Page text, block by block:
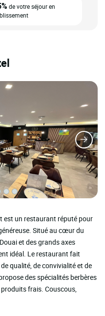
de votre séjour en
est un restaurant réputé pour
Situé au cœur du
et des grands axes
idéal. Le restaurant fait
qualité, de convivialité et de
des spécialités berbères
frais. Couscous,